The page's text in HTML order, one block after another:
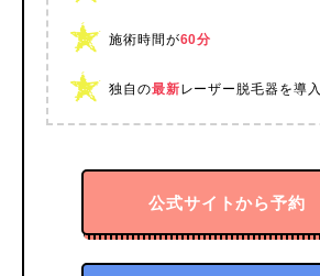
施術時間が60分
独自の最新レーザー脱毛器を導入
公式サイトから予約